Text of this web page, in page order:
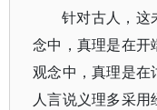
针对古人，这
念中，真理是在开
观念中，真理是在
人言说义理多采